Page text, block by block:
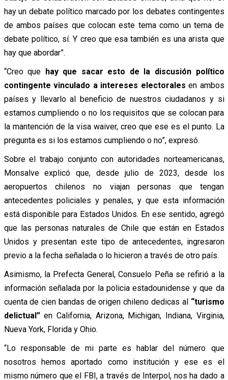
hay un debate político marcado por los debates contingentes
de ambos países que colocan este tema como un tema de
debate político, sí. Y creo que esa también es una arista que
hay que abordar”.
“Creo que hay que sacar esto de la discusión político
contingente vinculado a intereses electorales en ambos
países y llevarlo al beneficio de nuestros ciudadanos y si
estamos cumpliendo o no los requisitos que se colocan para
la mantención de la visa waiver, creo que ese es el punto. La
pregunta es si los estamos cumpliendo o no”, expresó.
Sobre el trabajo conjunto con autoridades norteamericanas,
Monsalve explicó que, desde julio de 2023, desde los
aeropuertos chilenos no viajan personas que tengan
antecedentes policiales y penales, y que esta información
está disponible para Estados Unidos. En ese sentido, agregó
que las personas naturales de Chile que están en Estados
Unidos y presentan este tipo de antecedentes, ingresaron
previo a la fecha señalada o lo hicieron a través de otro país.
Asimismo, la Prefecta General, Consuelo Peña se refirió a la
información señalada por la policia estadounidense y que da
cuenta de cien bandas de origen chileno dedicas al“turismo
delictual”en California, Arizona, Michigan, Indiana, Virginia,
Nueva York, Florida y Ohio.
“Lo responsable de mi parte es hablar del número que
nosotros hemos aportado como institución y ese es el
mismo número que el FBI, a través de Interpol, nos ha dado a